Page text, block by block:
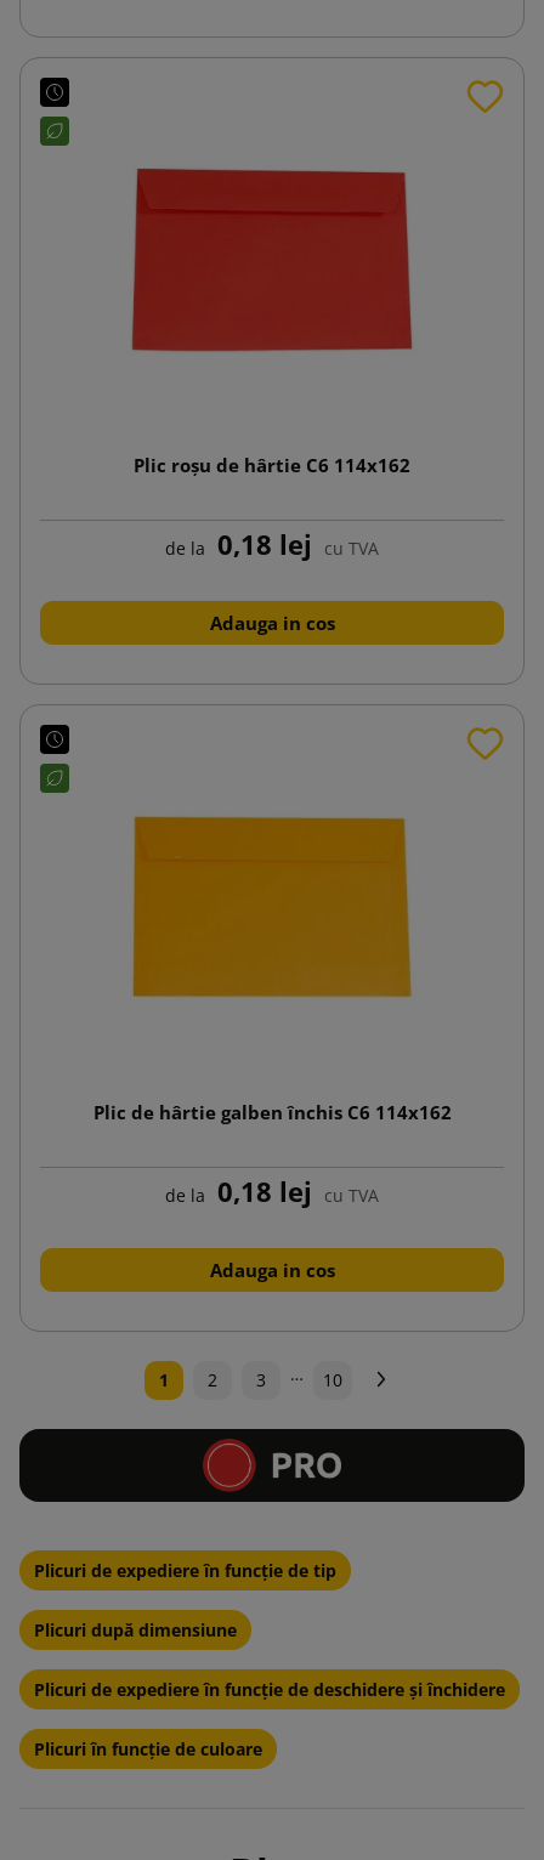
Plic roșu de hârtie C6 114x162
de la 0,18 lej cu TVA
Adauga in cos
Plic de hârtie galben închis C6 114x162
de la 0,18 lej cu TVA
Adauga in cos
1 2 3 … 10
Plicuri de expediere în funcție de tip
Plicuri după dimensiune
Plicuri de expediere în funcție de deschidere și închidere
Plicuri în funcție de culoare